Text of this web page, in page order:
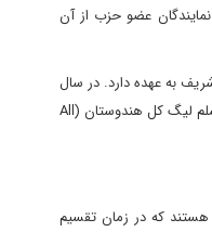
عضو حزب از آن
شریف به عهده دارد. در سال
۲۰۰۲ میلادی، پرویز مشرف تازه به قدرت رسیده بود و نواز شریف در تبعید به سر می برد. مسلم لیگ (شاخه قائد اعظم) تبار خود را به مسلم لیگ کل هندوستان (All
که در زمان تقسیم